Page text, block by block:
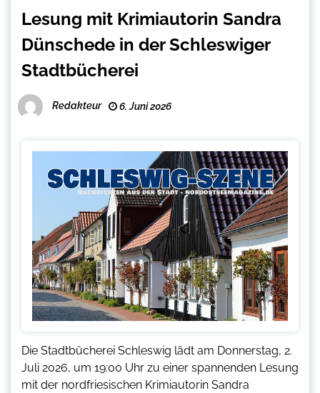
Lesung mit Krimiautorin Sandra
Dünschede in der Schleswiger
Stadtbücherei
Redakteur 6. Juni 2026
Die Stadtbücherei Schleswig lädt am Donnerstag, 2.
Juli 2026, um 19:00 Uhr zu einer spannenden Lesung
mit der nordfriesischen Krimiautorin Sandra